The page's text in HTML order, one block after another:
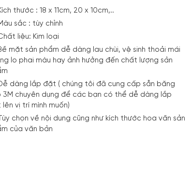
thước : 18 x 11cm, 20 x 10cm,..
sắc : tùy chỉnh
liệu: Kim loại
mặt sản phẩm dễ dàng lau chùi, vệ sinh thoải mái
lo phai màu hay ảnh hưởng đến chất lượng sản
dàng lắp đặt ( chúng tôi đã cung cấp sẵn băng
3M chuyên dụng để các bạn có thể dễ dàng lắp
vị trí mình muốn)
Tùy chọn về nội dung cũng như kích thước hoa văn sản
của văn bản